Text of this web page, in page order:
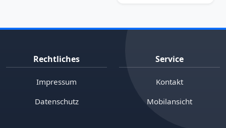
Rechtliches
Impressum
Datenschutz
Service
Kontakt
Mobilansicht